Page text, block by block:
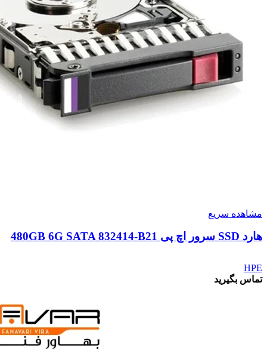
مشاهده سریع
هارد SSD سرور اچ پی 480GB 6G SATA 832414-B21
HPE
تماس بگیرید